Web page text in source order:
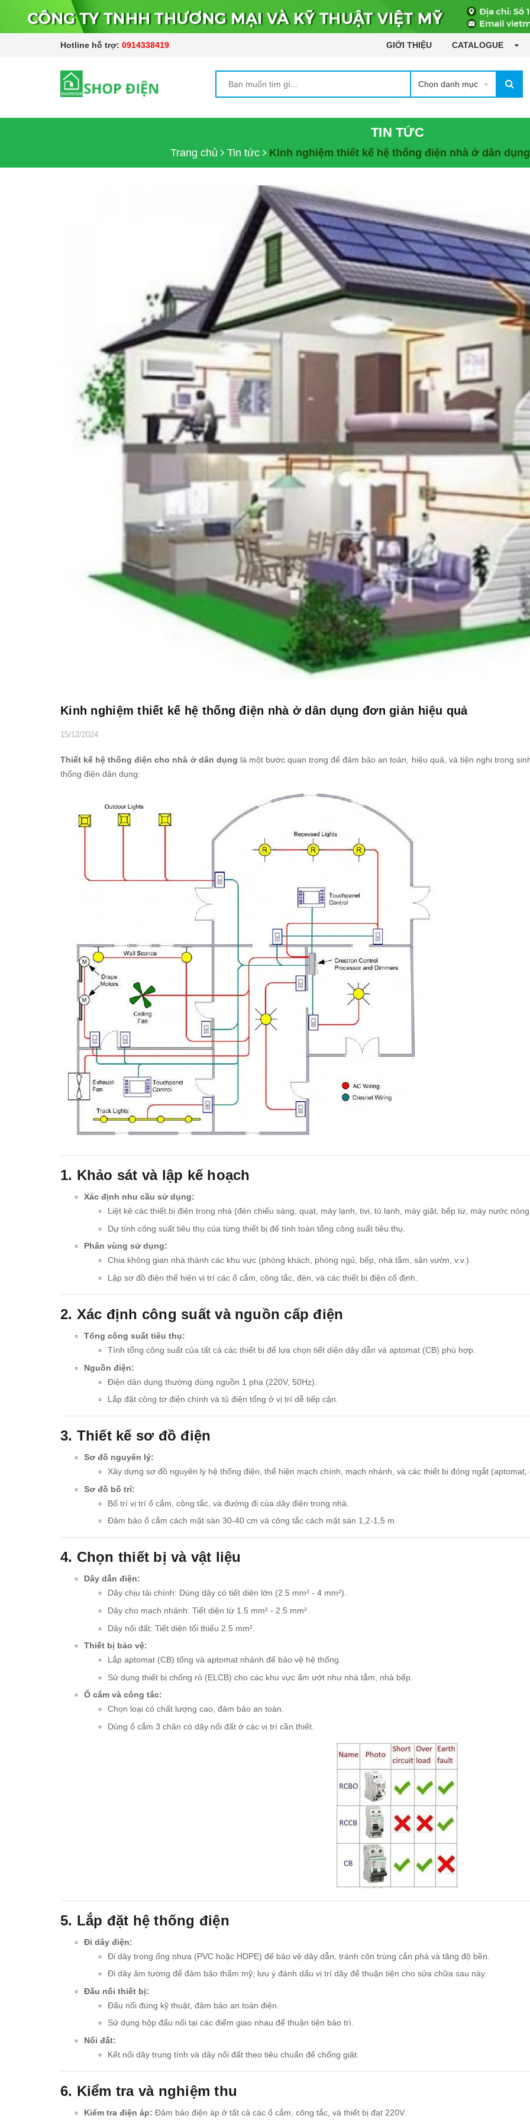
Hotline hỗ trợ: 0914338419 GIỚI THIỆU CATALOGUE
Chọn danh mục
TIN TỨC
Trang chủ Tin tức Kinh nghiệm thiết kế hệ thống điện nhà ở dân
Kinh nghiệm thiết kế hệ thống điện nhà ở dân dụng đơn giản hiệu quả
15/12/2024
Thiết kế hệ thống điện cho nhà ở dân dụng là một bước quan trọng để đảm bảo an toàn, hiệu quả, và tiện nghi trong
thống điện dân dụng:
1. Khảo sát và lập kế hoạch
Xác định nhu cầu sử dụng:
Liệt kê các thiết bị điện trong nhà (đèn chiếu sáng, quạt, máy lạnh, tivi, tủ lạnh, máy giặt, bếp từ, máy nước
Dự tính công suất tiêu thụ của từng thiết bị để tính toán tổng công suất tiêu thụ.
Phân vùng sử dụng:
Chia không gian nhà thành các khu vực (phòng khách, phòng ngủ, bếp, nhà tắm, sân vườn, v.v.).
Lập sơ đồ điện thể hiện vị trí các ổ cắm, công tắc, đèn, và các thiết bị điện cố định.
2. Xác định công suất và nguồn cấp điện
Tổng công suất tiêu thụ:
Tính tổng công suất của tất cả các thiết bị để lựa chọn tiết diện dây dẫn và aptomat (CB) phù hợp.
Nguồn điện:
Điện dân dụng thường dùng nguồn 1 pha (220V, 50Hz).
Lắp đặt công tơ điện chính và tủ điện tổng ở vị trí dễ tiếp cận.
3. Thiết kế sơ đồ điện
Sơ đồ nguyên lý:
Xây dựng sơ đồ nguyên lý hệ thống điện, thể hiện mạch chính, mạch nhánh, và các thiết bị đóng ngắt (aptomat,
Sơ đồ bố trí:
Bố trí vị trí ổ cắm, công tắc, và đường đi của dây điện trong nhà.
Đảm bảo ổ cắm cách mặt sàn 30-40 cm và công tắc cách mặt sàn 1,2-1,5 m.
4. Chọn thiết bị và vật liệu
Dây dẫn điện:
Dây chịu tải chính: Dùng dây có tiết diện lớn (2.5 mm² - 4 mm²).
Dây cho mạch nhánh: Tiết diện từ 1.5 mm² - 2.5 mm².
Dây nối đất: Tiết diện tối thiểu 2.5 mm².
Thiết bị bảo vệ:
Lắp aptomat (CB) tổng và aptomat nhánh để bảo vệ hệ thống.
Sử dụng thiết bị chống rò (ELCB) cho các khu vực ẩm ướt như nhà tắm, nhà bếp.
Ổ cắm và công tắc:
Chọn loại có chất lượng cao, đảm bảo an toàn.
Dùng ổ cắm 3 chân có dây nối đất ở các vị trí cần thiết.
5. Lắp đặt hệ thống điện
Đi dây điện:
Đi dây trong ống nhựa (PVC hoặc HDPE) để bảo vệ dây dẫn, tránh côn trùng cắn phá và tăng độ bền.
Đi dây âm tường để đảm bảo thẩm mỹ, lưu ý đánh dấu vị trí dây để thuận tiện cho sửa chữa sau này.
Đấu nối thiết bị:
Đấu nối đúng kỹ thuật, đảm bảo an toàn điện.
Sử dụng hộp đấu nối tại các điểm giao nhau để thuận tiện bảo trì.
Nối đất:
Kết nối dây trung tính và dây nối đất theo tiêu chuẩn để chống giật.
6. Kiểm tra và nghiệm thu
Kiểm tra điện áp: Đảm bảo điện áp ở tất cả các ổ cắm, công tắc, và thiết bị đạt 220V.